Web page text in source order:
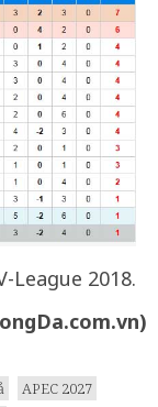
League 2018.
APEC 2027